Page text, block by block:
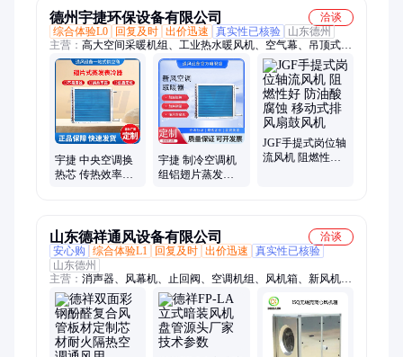
德州宇捷环保设备有限公司
洽谈
综合体验L0
回复及时 出价迅速 真实性已核验
山东德州
主营： 高大空间采暖机组、工业热水暖风机、空气幕、吊顶式射
流空调机组、空调机组、组合式空调机组、热回收空调机组、消
防排烟风机、轴流风机、离心风机、混流风机、管道风机、边墙
风机、方形壁式轴流风机、诱导风机、斜流风机、柜式离心消防
排烟风机箱、防爆风机、3C消防排烟风机、3C防火阀、调节
阀、静压箱、风机盘管、夜景温控器、风口
宇捷 中央空调换
热芯 传热效率高
宇捷 制冷空调机
组铝翅片蒸发表
JGF手提式岗位轴
流风机 阻燃性好
山东德祥通风设备有限公司
洽谈
安心购
综合体验L1 回复及时 出价迅速
真实性已核验
山东德州
主营： 消声器、风幕机、止回阀、空调机组、风机箱、新风机、
调节阀、防火阀、插板阀、酚醛风管、旋流风口、混流风机、铝
合金风口、镀锌板风管、玻璃钢风管、彩钢排烟风管、过滤吸收
器、双连杆密闭阀、超压排气阀门、油网滤尘器、排烟风机、屋
顶风机、轴流风机、玻镁风管、玻纤风管